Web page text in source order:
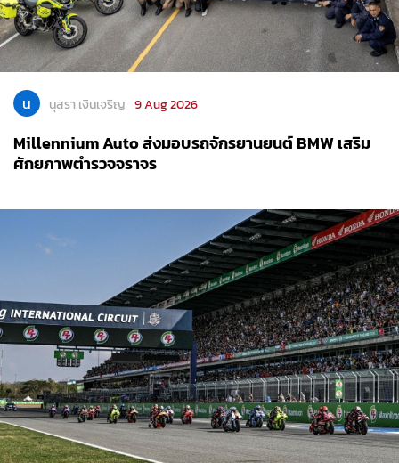
น นุสรา เงินเจริญ 9 Aug 2026
Millennium Auto ส่งมอบรถจักรยานยนต์ BMW เสริม
ศักยภาพตำรวจจราจร